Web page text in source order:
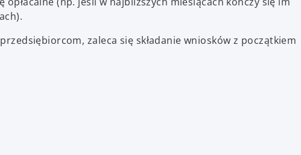
zaleca się składanie wniosków z początkiem